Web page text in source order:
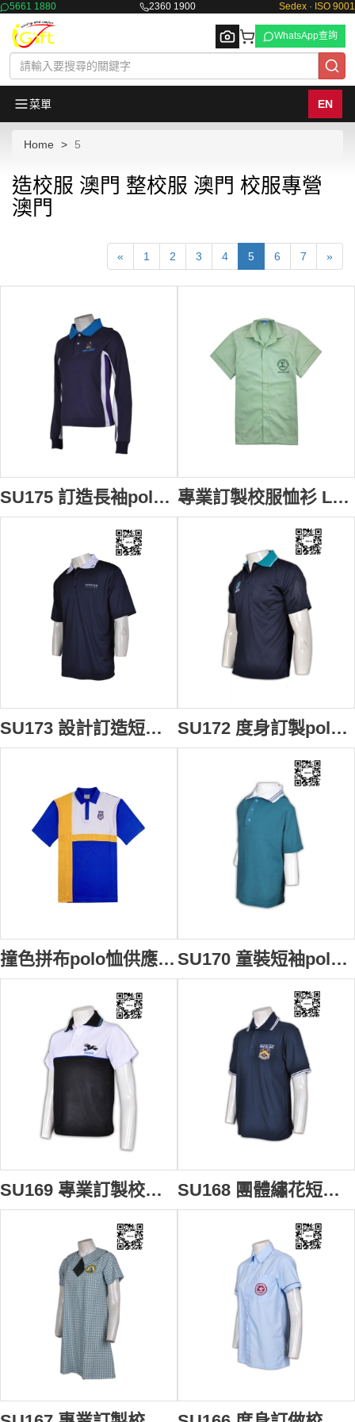
5661 1880 2360 1900 Sedex · ISO 9001
WhatsApp查詢
菜單 EN
Home 5
造校服 澳門 整校服 澳門 校服專營
澳門
« 1 2 3 4 5 6 7 »
SU175 訂造長袖polo恤繡花校服款式polo恤 拼接撞色polo恤 校服polo恤公司 專業訂製校服恤衫 Logo繡花款式校服恤衫 校服造型選擇 校服恤衫專門店 伊斯蘭 SU174
SU173 設計訂造短袖polo恤 領位Logo印製polo恤 短袖校服運動polo恤 短袖polo恤公司 SU172 度身訂製polo衫 團體繡花polo衫設計 校服款式polo衫 polo衫配搭配 polo衫網站
撞色拼布polo恤供應訂購 學校Logo繡花polo恤款式選擇 時尚polo恤專業定製 polo恤廠家 澳洲 高校 SU171 SU170 童裝短袖polo恤 在線訂購 兒童polo訂做 校服款式polo恤 團體運動polo恤 polo恤生產商
SU169 專業訂製校服樣式短袖polo恤 撞色拼接短袖polo恤 個性袖位繡花polo恤 短袖polo恤香港公司 SU168 團體繡花短袖polo衫 度身訂製 校服款式polo衫 短袖polo衫選擇 短袖polo衫專門店